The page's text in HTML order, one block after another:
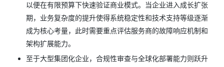
以便在有限预算下快速验证商业模式。当企业进入成长扩张
期，业务复杂度的提升使得系统稳定性和技术支持等级逐渐
成为核心考量，此时需要重点评估服务商的故障响应机制和
架构扩展能力。
至于大型集团化企业，合规性审查与全球化部署能力则跃升